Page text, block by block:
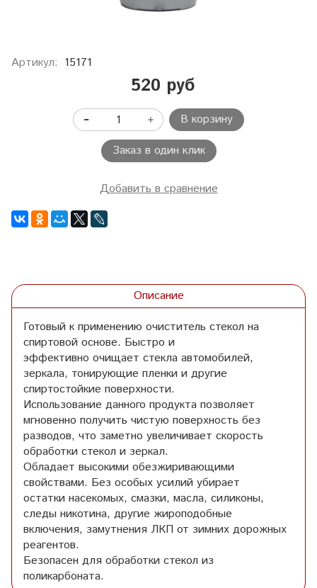
Артикул: 15171
520 руб
В корзину
Заказ в один клик
Добавить в сравнение
Описание
Готовый к применению очиститель стекол на
спиртовой основе. Быстро и
эффективно очищает стекла автомобилей,
зеркала, тонирующие пленки и другие
спиртостойкие поверхности.
Использование данного продукта позволяет
мгновенно получить чистую поверхность без
разводов, что заметно увеличивает скорость
обработки стекол и зеркал.
Обладает высокими обезжиривающими
свойствами. Без особых усилий убирает
остатки насекомых, смазки, масла, силиконы,
следы никотина, другие жироподобные
включения, замутнения ЛКП от зимних дорожных
реагентов.
Безопасен для обработки стекол из
поликарбоната.